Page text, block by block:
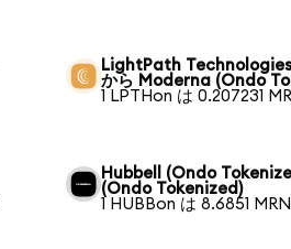
LightPath
から Moderna (Ondo
1 LPTHon は 0.207231
Hubbell (Ondo
(Ondo Tokenized)
1 HUBBon は 8.6851